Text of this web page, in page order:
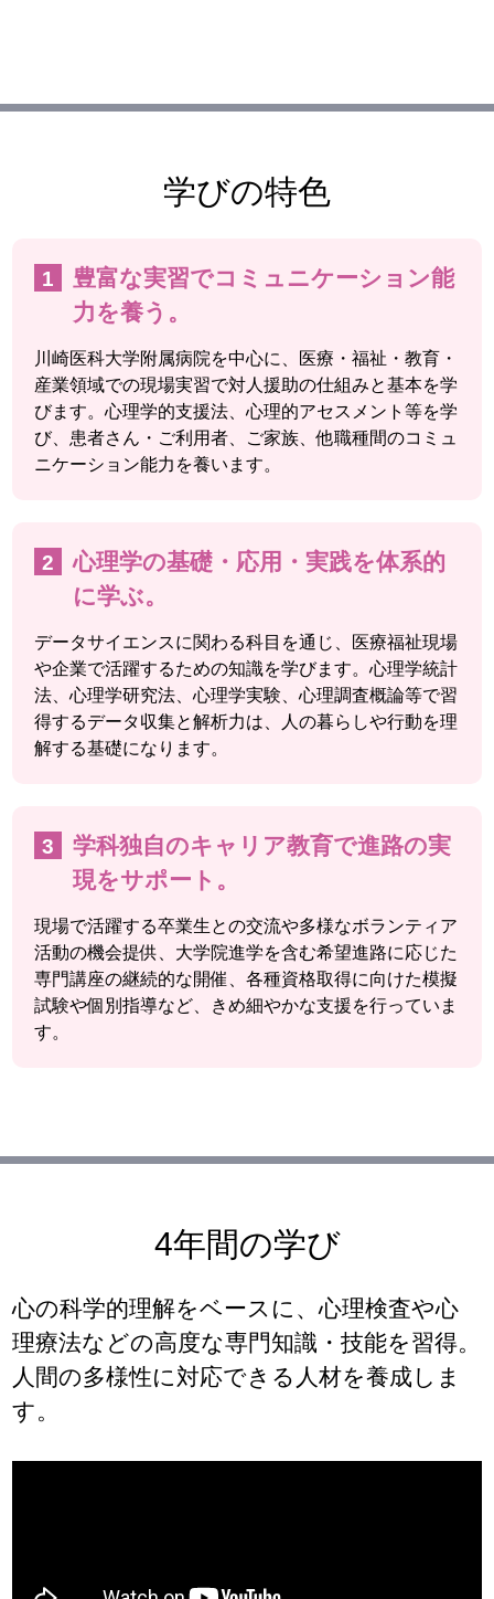
学びの特色
豊富な実習でコミュニケーション能
力を養う。
川崎医科大学附属病院を中心に、医療・福祉・教育・
産業領域での現場実習で対人援助の仕組みと基本を学
びます。心理学的支援法、心理的アセスメント等を学
び、患者さん・ご利用者、ご家族、他職種間のコミュ
ニケーション能力を養います。
心理学の基礎・応用・実践を体系的
に学ぶ。
データサイエンスに関わる科目を通じ、医療福祉現場
や企業で活躍するための知識を学びます。心理学統計
法、心理学研究法、心理学実験、心理調査概論等で習
得するデータ収集と解析力は、人の暮らしや行動を理
解する基礎になります。
学科独自のキャリア教育で進路の実
現をサポート。
現場で活躍する卒業生との交流や多様なボランティア
活動の機会提供、大学院進学を含む希望進路に応じた
専門講座の継続的な開催、各種資格取得に向けた模擬
試験や個別指導など、きめ細やかな支援を行っていま
す。
4年間の学び
心の科学的理解をベースに、心理検査や心
理療法などの高度な専門知識・技能を習得。
人間の多様性に対応できる人材を養成しま
す。